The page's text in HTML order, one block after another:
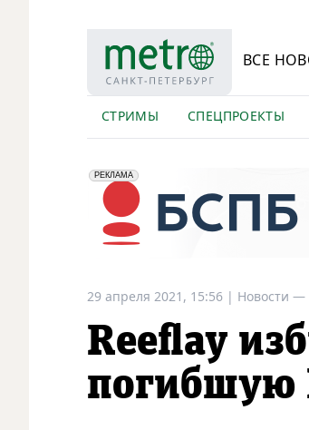
ВСЕ
СТРИМЫ СПЕЦПРОЕКТЫ
erid: 2VfnxyFybV5
РЕКЛАМА
ПАО "Банк "Санкт-Петербург", ИНН: 7831000027
29 апреля 2021, 15:56 | Новости —
Reeflay
погибшую